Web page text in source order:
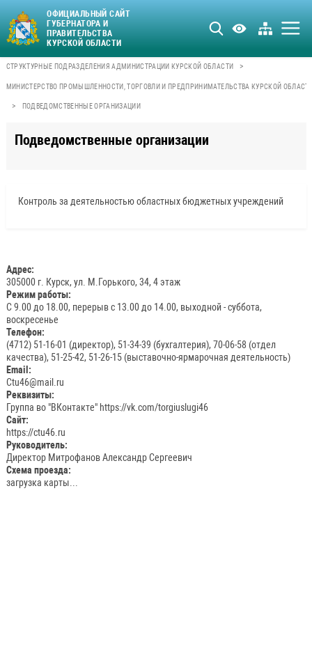
ОФИЦИАЛЬНЫЙ САЙТ
ГУБЕРНАТОРА И
ПРАВИТЕЛЬСТВА
КУРСКОЙ ОБЛАСТИ
СТРУКТУРНЫЕ ПОДРАЗДЕЛЕНИЯ АДМИНИСТРАЦИИ КУРСКОЙ ОБЛАСТИ >
МИНИСТЕРСТВО ПРОМЫШЛЕННОСТИ, ТОРГОВЛИ И ПРЕДПРИНИМАТЕЛЬСТВА КУРСКОЙ
> ПОДВЕДОМСТВЕННЫЕ ОРГАНИЗАЦИИ
Подведомственные организации
Контроль за деятельностью областных бюджетных учреждений
Адрес:
305000 г. Курск, ул. М.Горького, 34, 4 этаж
Режим работы:
С 9.00 до 18.00, перерыв с 13.00 до 14.00, выходной - суббота,
воскресенье
Телефон:
(4712) 51-16-01 (директор), 51-34-39 (бухгалтерия), 70-06-58 (отдел
качества), 51-25-42, 51-26-15 (выставочно-ярмарочная деятельность)
Email:
Ctu46@mail.ru
Реквизиты:
Группа во "ВКонтакте" https://vk.com/torgiuslugi46
Сайт:
https://ctu46.ru
Руководитель:
Директор Митрофанов Александр Сергеевич
Схема проезда:
загрузка карты...